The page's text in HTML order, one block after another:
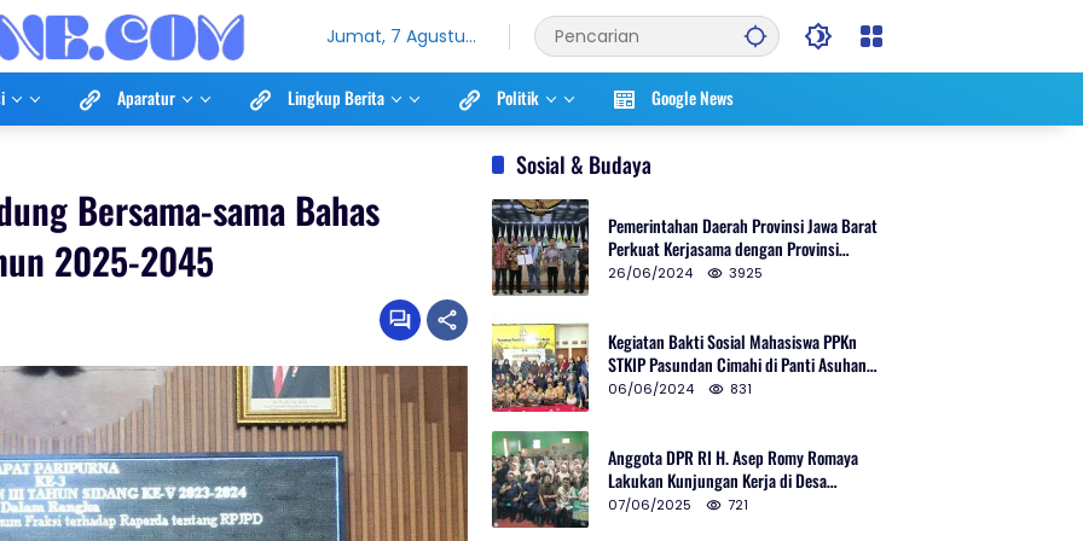
Jumat, 7 Agustus
Aparatur Lingkup Berita Politik Google News
Bersama-sama Bahas
2025-2045
Sosial & Budaya
Pemerintahan Daerah Provinsi Jawa Barat
Perkuat Kerjasama dengan Provinsi
Chungcheongnam Do Korea Selatan
26/06/2024 3925
Kegiatan Bakti Sosial Mahasiswa PPKn
STKIP Pasundan Cimahi di Panti Asuhan
Ulul Azmi Kota Cimahi
06/06/2024 831
Anggota DPR RI H. Asep Romy Romaya
Lakukan Kunjungan Kerja di Desa
Patrolsari
07/06/2025 721